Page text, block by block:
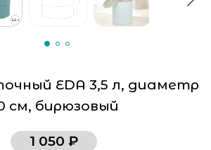
EDA 3,5 л, диаметр
см, бирюзовый
1 050 ₽